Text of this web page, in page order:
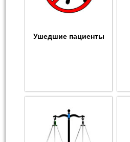
Ушедшие пациенты